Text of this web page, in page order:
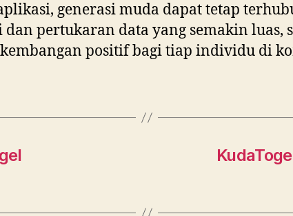
generasi muda dapat tetap
pertukaran data yang semakin luas,
positif bagi tiap individu di